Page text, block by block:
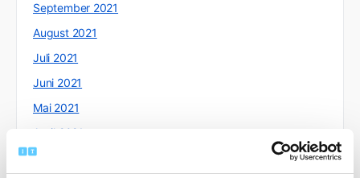
September 2021
August 2021
Juli 2021
Juni 2021
Mai 2021
April 2021
März 2021